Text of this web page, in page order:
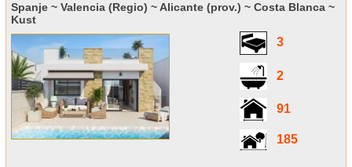
Spanje ~ Valencia (Regio) ~ Alicante (prov.) ~ Costa Blanca ~
Kust
3
2
91
185